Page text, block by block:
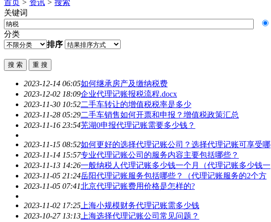
首页 > 资讯 > 搜索
关键词
分类
排序
2023-12-14 06:05如何继承房产及缴纳税费
2023-12-02 18:09企业代理记账报税流程.docx
2023-11-30 10:52二手车转让的增值税税率是多少
2023-11-28 05:29二手车销售如何开票和申报？增值税政策汇总
2023-11-16 23:54芜湖0申报代理记账需要多少钱？
2023-11-15 08:52如何更好的选择代理记账公司？选择代理记账可享受哪
2023-11-14 15:57专业代理记账公司的服务内容主要包括哪些？
2023-11-13 14:26一般纳税人代理记账多少钱一个月（代理记账多少钱一
2023-11-05 21:24岳阳代理记账服务包括哪些？（代理记账服务的2个方
2023-11-05 07:41北京代理记账费用价格是怎样的?
2023-11-02 17:25 上海小规模财务代理记账需多少钱
2023-10-27 13:13 上海选择代理记账公司常见问题？